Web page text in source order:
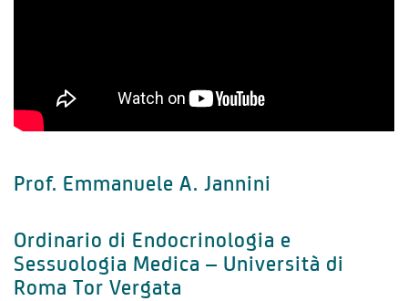
Prof. Emmanuele A. Jannini
Ordinario di Endocrinologia e
Sessuologia Medica – Università di
Roma Tor Vergata